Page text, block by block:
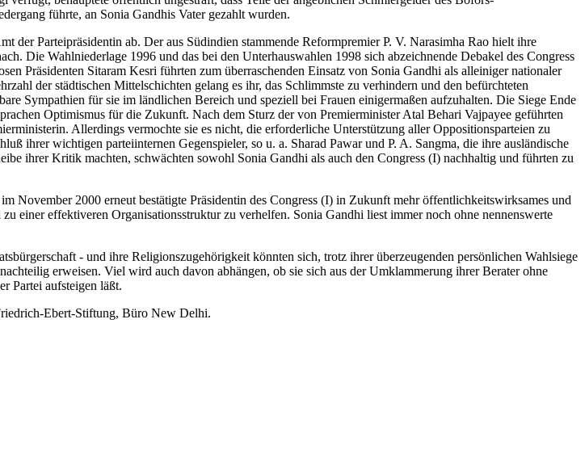
führte, an Sonia Gandhis Vater gezahlt wurden.
Parteipräsidentin ab. Der aus Südindien stammende Reformpremier P. V. Narasimha Rao hielt ihre
Die Wahlniederlage 1996 und das bei den Unterhauswahlen 1998 sich abzeichnende Debakel des Congress
Präsidenten Sitaram Kesri führten zum überraschenden Einsatz von Sonia Gandhi als alleiniger nationaler
der städtischen Mittelschichten gelang es ihr, das Schlimmste zu verhindern und den befürchteten
Sympathien für sie im ländlichen Bereich und speziell bei Frauen einigermaßen aufzuhalten. Die Siege Ende
Optimismus für die Zukunft. Nach dem Sturz der von Premierminister Atal Behari Vajpayee geführten
Allerdings vermochte sie es nicht, die erforderliche Unterstützung aller Oppositionsparteien zu
ihrer wichtigen parteiinternen Gegenspieler, so u. a. Sharad Pawar und P. A. Sangma, die ihre ausländische
ihrer Kritik machten, schwächten sowohl Sonia Gandhi als auch den Congress (I) nachhaltig und führten zu
November 2000 erneut bestätigte Präsidentin des Congress (I) in Zukunft mehr öffentlichkeitswirksames und
einer effektiveren Organisationsstruktur zu verhelfen. Sonia Gandhi liest immer noch ohne nennenswerte
- und ihre Religionszugehörigkeit könnten sich, trotz ihrer überzeugenden persönlichen Wahlsiege
erweisen. Viel wird auch davon abhängen, ob sie sich aus der Umklammerung ihrer Berater ohne
Partei aufsteigen läßt.
Ebert-Stiftung, Büro New Delhi.